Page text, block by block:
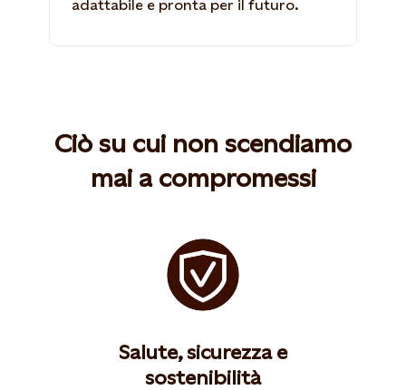
adattabile e pronta per il futuro.
Ciò su cui non scendiamo
mai a compromessi
Salute, sicurezza e
sostenibilità